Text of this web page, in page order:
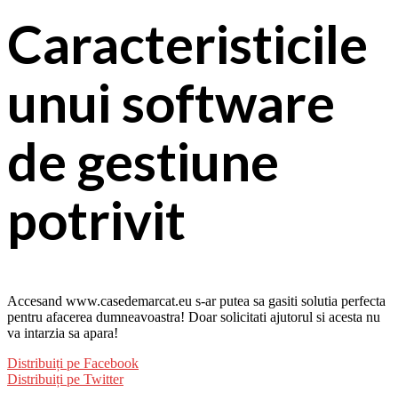
Caracteristicile
unui software
de gestiune
potrivit
Accesand www.casedemarcat.eu s-ar putea sa gasiti solutia perfecta
pentru afacerea dumneavoastra! Doar solicitati ajutorul si acesta nu
va intarzia sa apara!
Distribuiți pe Facebook
Distribuiți pe Twitter